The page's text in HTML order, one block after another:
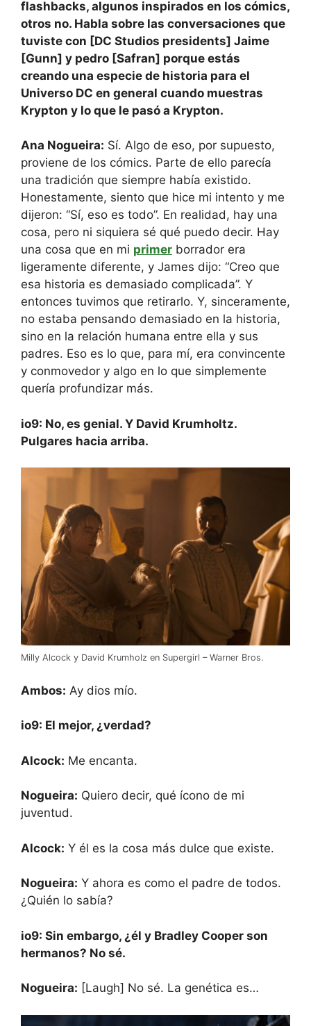
flashbacks, algunos inspirados en los cómics,
otros no. Habla sobre las conversaciones que
tuviste con [DC Studios presidents] Jaime
[Gunn] y pedro [Safran] porque estás
creando una especie de historia para el
Universo DC en general cuando muestras
Krypton y lo que le pasó a Krypton.
Ana Nogueira: Sí. Algo de eso, por supuesto,
proviene de los cómics. Parte de ello parecía
una tradición que siempre había existido.
Honestamente, siento que hice mi intento y me
dijeron: “Sí, eso es todo”. En realidad, hay una
cosa, pero ni siquiera sé qué puedo decir. Hay
una cosa que en mi primer borrador era
ligeramente diferente, y James dijo: “Creo que
esa historia es demasiado complicada”. Y
entonces tuvimos que retirarlo. Y, sinceramente,
no estaba pensando demasiado en la historia,
sino en la relación humana entre ella y sus
padres. Eso es lo que, para mí, era convincente
y conmovedor y algo en lo que simplemente
quería profundizar más.
io9: No, es genial. Y David Krumholtz.
Pulgares hacia arriba.
Milly Alcock y David Krumholz en Supergirl – Warner Bros.
Ambos: Ay dios mío.
io9: El mejor, ¿verdad?
Alcock: Me encanta.
Nogueira: Quiero decir, qué ícono de mi
juventud.
Alcock: Y él es la cosa más dulce que existe.
Nogueira: Y ahora es como el padre de todos.
¿Quién lo sabía?
io9: Sin embargo, ¿él y Bradley Cooper son
hermanos? No sé.
Nogueira: [Laugh] No sé. La genética es…